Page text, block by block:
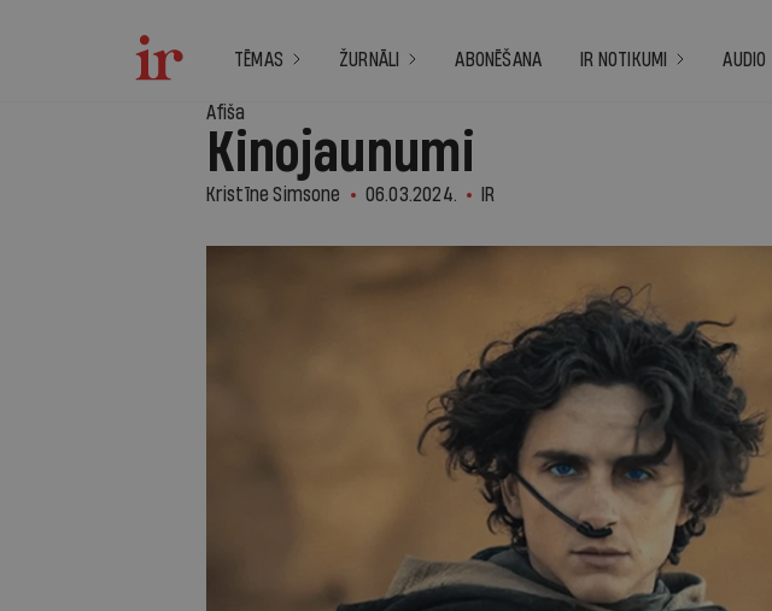
TĒMAS ŽURNĀLI ABONĒŠANA IR NOTIKUMI AUDIO
Afiša
Kinojaunumi
Kristīne Simsone 06.03.2024. IR